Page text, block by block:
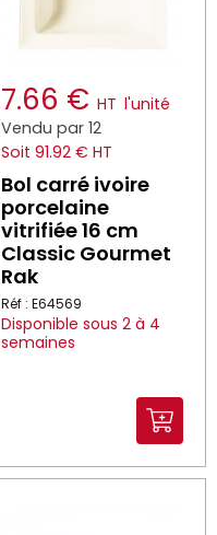
7.66 € HT l'unité
Vendu par 12
Soit 91.92 € HT
Bol carré ivoire
porcelaine
vitrifiée 16 cm
Classic Gourmet
Rak
Réf : E64569
Disponible sous 2 à 4
semaines